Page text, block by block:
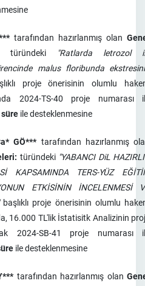
tarafından hazırlanmış olan
türündeki
"Ratlarda letrozol
malus floribunda
proje önerisinin olumlu
2024-TS-40 proje numarası
ile desteklenmesine
GÖ***tarafından hazırlanmış
türündeki "YABANCI DiL
KAPSAMINDA TERS-YÜZ
ETKİSİNİN İNCELENMESİ
başlıklı proje önerisinin olumlu
16.000 TL'lik İstatisitk Analizinin
2024-SB-41 proje numarası
ile desteklenmesine
tarafından hazırlanmış olan